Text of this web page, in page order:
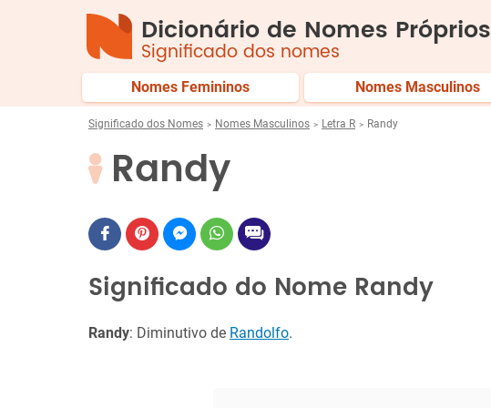
Dicionário de Nomes Próprios
Significado dos nomes
Nomes Femininos Nomes Masculinos
Significado dos Nomes Nomes Masculinos Letra R Randy
Randy
Significado do Nome Randy
Randy: Diminutivo de Randolfo.